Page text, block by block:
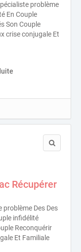
problème
En Couple
Son Couple
crise conjugale Et
Récupérer
Des Des
infidélité
Reconquérir
Et Familiale